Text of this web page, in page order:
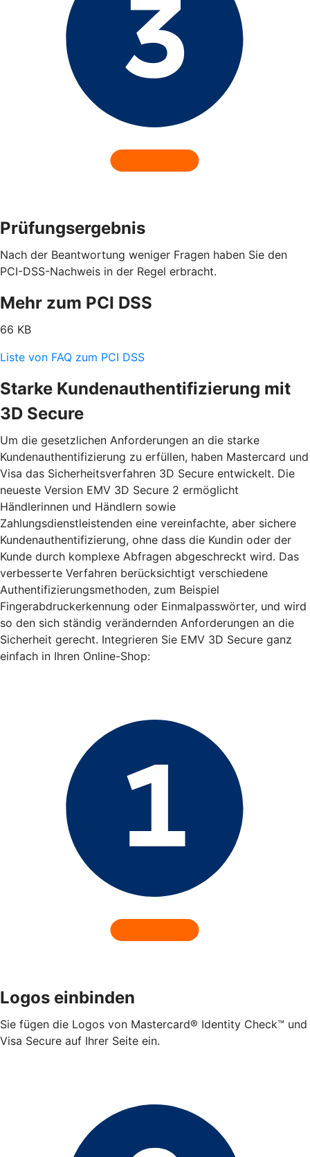
Prüfungsergebnis
Nach der Beantwortung weniger Fragen haben Sie den
PCI-DSS-Nachweis in der Regel erbracht.
Mehr zum PCI DSS
66 KB
Liste von FAQ zum PCI DSS
Starke Kundenauthentifizierung mit
3D Secure
Um die gesetzlichen Anforderungen an die starke
Kundenauthentifizierung zu erfüllen, haben Mastercard und
Visa das Sicherheitsverfahren 3D Secure entwickelt. Die
neueste Version EMV 3D Secure 2 ermöglicht
Händlerinnen und Händlern sowie
Zahlungsdienstleistenden eine vereinfachte, aber sichere
Kundenauthentifizierung, ohne dass die Kundin oder der
Kunde durch komplexe Abfragen abgeschreckt wird. Das
verbesserte Verfahren berücksichtigt verschiedene
Authentifizierungsmethoden, zum Beispiel
Fingerabdruckerkennung oder Einmalpasswörter, und wird
so den sich ständig verändernden Anforderungen an die
Sicherheit gerecht. Integrieren Sie EMV 3D Secure ganz
einfach in Ihren Online-Shop:
Logos einbinden
Sie fügen die Logos von Mastercard® Identity Check™ und
Visa Secure auf Ihrer Seite ein.